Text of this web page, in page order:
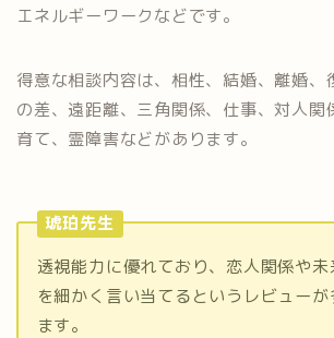
エネルギーワークなどです。
得意な相談内容は、相性、結婚、離婚、
の差、遠距離、三角関係、仕事、対人関
育て、霊障害などがあります。
琥珀先生
透視能力に優れており、恋人関係や未
を細かく言い当てるというレビュー
ます。